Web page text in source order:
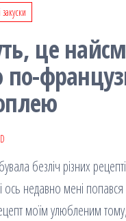
це
по-
безліч різних
і ось недавно мені
моїм улюбленим